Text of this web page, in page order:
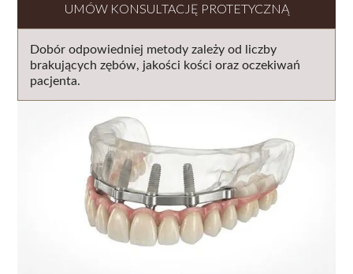
UMÓW KONSULTACJĘ PROTETYCZNĄ
Dobór odpowiedniej metody zależy od liczby
brakujących zębów, jakości kości oraz oczekiwań
pacjenta.